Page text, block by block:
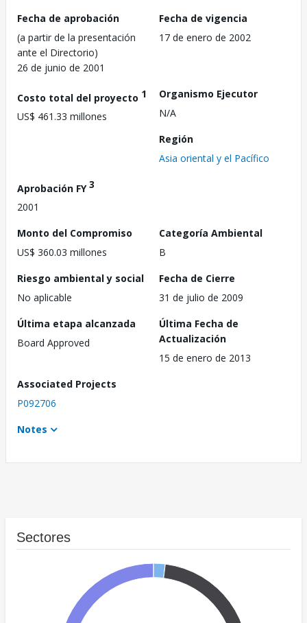
Fecha de aprobación
(a partir de la presentación
ante el Directorio)
26 de junio de 2001
Fecha de vigencia
17 de enero de 2002
Costo total del proyecto 1
US$ 461.33 millones
Organismo Ejecutor
N/A
Región
Asia oriental y el Pacífico
Aprobación FY3
2001
Monto del Compromiso
US$ 360.03 millones
Categoría Ambiental
B
Riesgo ambiental y social
No aplicable
Fecha de Cierre
31 de julio de 2009
Última etapa alcanzada
Board Approved
Última Fecha de
Actualización
15 de enero de 2013
Associated Projects
P092706
Notes
Sectores